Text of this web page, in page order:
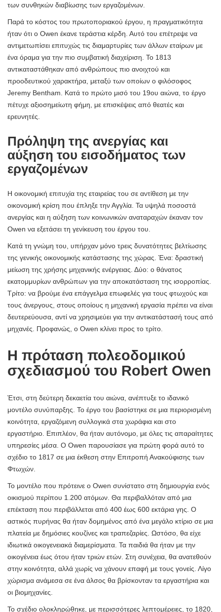
των συνθηκών διαβίωσης των εργαζομένων.
Παρά το κόστος του πρωτοποριακού έργου, η πραγματικότητα
ήταν ότι ο Owen έκανε τεράστια κέρδη. Αυτό του επέτρεψε να
αντιμετωπίσει επιτυχώς τις διαμαρτυρίες των άλλων εταίρων με
ένα όραμα για την πιο συμβατική διαχείριση. Το 1813
αντικαταστάθηκαν από ανθρώπους πιο ανοιχτού και
προοδευτικού χαρακτήρα, μεταξύ των οποίων ο φιλόσοφος
Jeremy Bentham. Κατά το πρώτο μισό του 19ου αιώνα, το έργο
πέτυχε αξιοσημείωτη φήμη, με επισκέψεις από θεατές και
ερευνητές.
Πρόληψη της ανεργίας και
αύξηση του εισοδήματος των
εργαζομένων
Η οικονομική επιτυχία της εταιρείας του σε αντίθεση με την
οικονομική κρίση που έπληξε την Αγγλία. Τα υψηλά ποσοστά
ανεργίας και η αύξηση των κοινωνικών αναταραχών έκαναν τον
Owen να εξετάσει τη γενίκευση του έργου του.
Κατά τη γνώμη του, υπήρχαν μόνο τρεις δυνατότητες βελτίωσης
της γενικής οικονομικής κατάστασης της χώρας. Ένα: δραστική
μείωση της χρήσης μηχανικής ενέργειας. Δύο: ο θάνατος
εκατομμυρίων ανθρώπων για την αποκατάσταση της ισορροπίας.
Τρίτο: να βρούμε ένα επάγγελμα επωφελές για τους φτωχούς και
τους άνεργους, στους οποίους η μηχανική εργασία πρέπει να είναι
δευτερεύουσα, αντί να χρησιμεύει για την αντικατάστασή τους από
μηχανές. Προφανώς, ο Owen κλίνει προς το τρίτο.
Η πρόταση πολεοδομικού
σχεδιασμού του Robert Owen
Έτσι, στη δεύτερη δεκαετία του αιώνα, ανέπτυξε το ιδανικό
μοντέλο συνύπαρξης. Το έργο του βασίστηκε σε μια περιορισμένη
κοινότητα, εργαζόμενη συλλογικά στα χωράφια και στο
εργαστήριο. Επιπλέον, θα ήταν αυτόνομο, με όλες τις απαραίτητες
υπηρεσίες μέσα. Ο Owen παρουσίασε για πρώτη φορά αυτό το
σχέδιο το 1817 σε μια έκθεση στην Επιτροπή Ανακούφισης των
Φτωχών.
Το μοντέλο που πρότεινε ο Owen συνίστατο στη δημιουργία ενός
οικισμού περίπου 1.200 ατόμων. Θα περιβαλλόταν από μια
επέκταση που περιβάλλεται από 400 έως 600 εκτάρια γης. Ο
αστικός πυρήνας θα ήταν δομημένος από ένα μεγάλο κτίριο σε μια
πλατεία με δημόσιες κουζίνες και τραπεζαρίες. Ωστόσο, θα είχε
ιδιωτικά οικογενειακά διαμερίσματα. Τα παιδιά θα ήταν με την
οικογένεια έως ότου ήταν τριών ετών. Στη συνέχεια, θα ανατεθούν
στην κοινότητα, αλλά χωρίς να χάνουν επαφή με τους γονείς. Λίγο
χώρισμα ανάμεσα σε ένα άλσος θα βρίσκονταν τα εργαστήρια και
οι βιομηχανίες.
Το σχέδιο ολοκληρώθηκε, με περισσότερες λεπτομέρειες, το 1820,